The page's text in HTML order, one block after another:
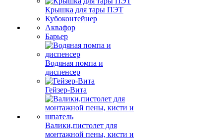
Крышка для тары ПЭТ
Кубоконтейнер
Аквафор
Барьер
Водяная помпа и
диспенсер
Гейзер-Вита
Валики,пистолет для
монтажной пены, кисти и